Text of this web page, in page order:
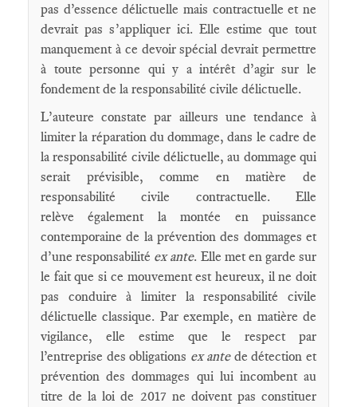
pas d’essence délictuelle mais contractuelle et ne
devrait pas s’appliquer ici. Elle estime que tout
manquement à ce devoir spécial devrait permettre
à toute personne qui y a intérêt d’agir sur le
fondement de la responsabilité civile délictuelle.
L’auteure constate par ailleurs une tendance à
limiter la réparation du dommage, dans le cadre de
la responsabilité civile délictuelle, au dommage qui
serait prévisible, comme en matière de
responsabilité civile contractuelle. Elle
relève également la montée en puissance
contemporaine de la prévention des dommages et
d’une responsabilité ex ante. Elle met en garde sur
le fait que si ce mouvement est heureux, il ne doit
pas conduire à limiter la responsabilité civile
délictuelle classique. Par exemple, en matière de
vigilance, elle estime que le respect par
l’entreprise des obligations ex antede détection et
prévention des dommages qui lui incombent au
titre de la loi de 2017 ne doivent pas constituer